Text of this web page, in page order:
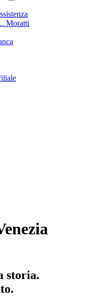
Moratti
storia.